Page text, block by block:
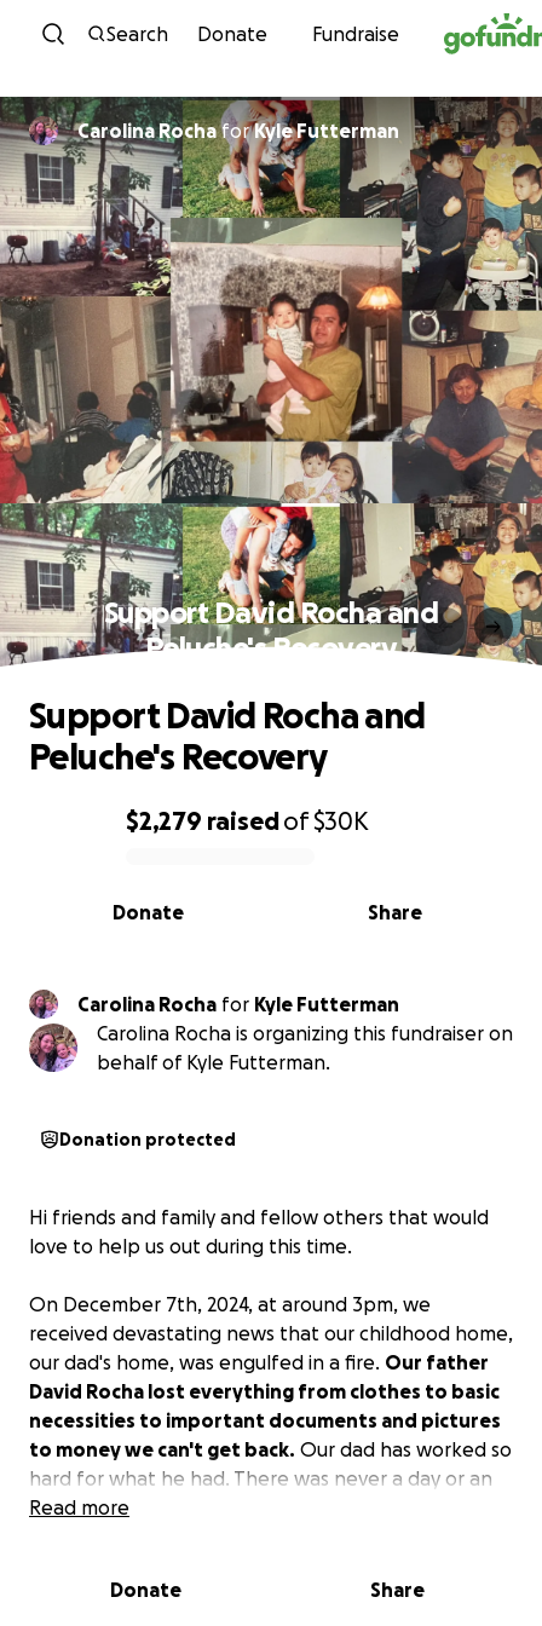
Skip to content
Search Donate Fundraise
Carolina RochaforKyle Futterman
Support David Rocha and
Peluche's Recovery
0% complete
$2,279 raisedof$30K
Share
Donate
Support David Rocha and
Peluche's Recovery
Carolina Rocha for Kyle Futterman
Carolina Rocha is organizing this fundraiser on
behalf of Kyle Futterman.
Donation protected
Hi friends and family and fellow others that would
love to help us out during this time.
On December 7th, 2024, at around 3pm, we
received devastating news that our childhood home,
our dad's home, was engulfed in a fire. Our father
David Rocha lost everything from clothes to basic
necessities to important documents and pictures
to money we can't get back. Our dad has worked so
hard for what he had. There was never a day or an
excuse where my father stopped working. It's
kept all of us at one point warm and safe, the roof
Read more
Donate Share